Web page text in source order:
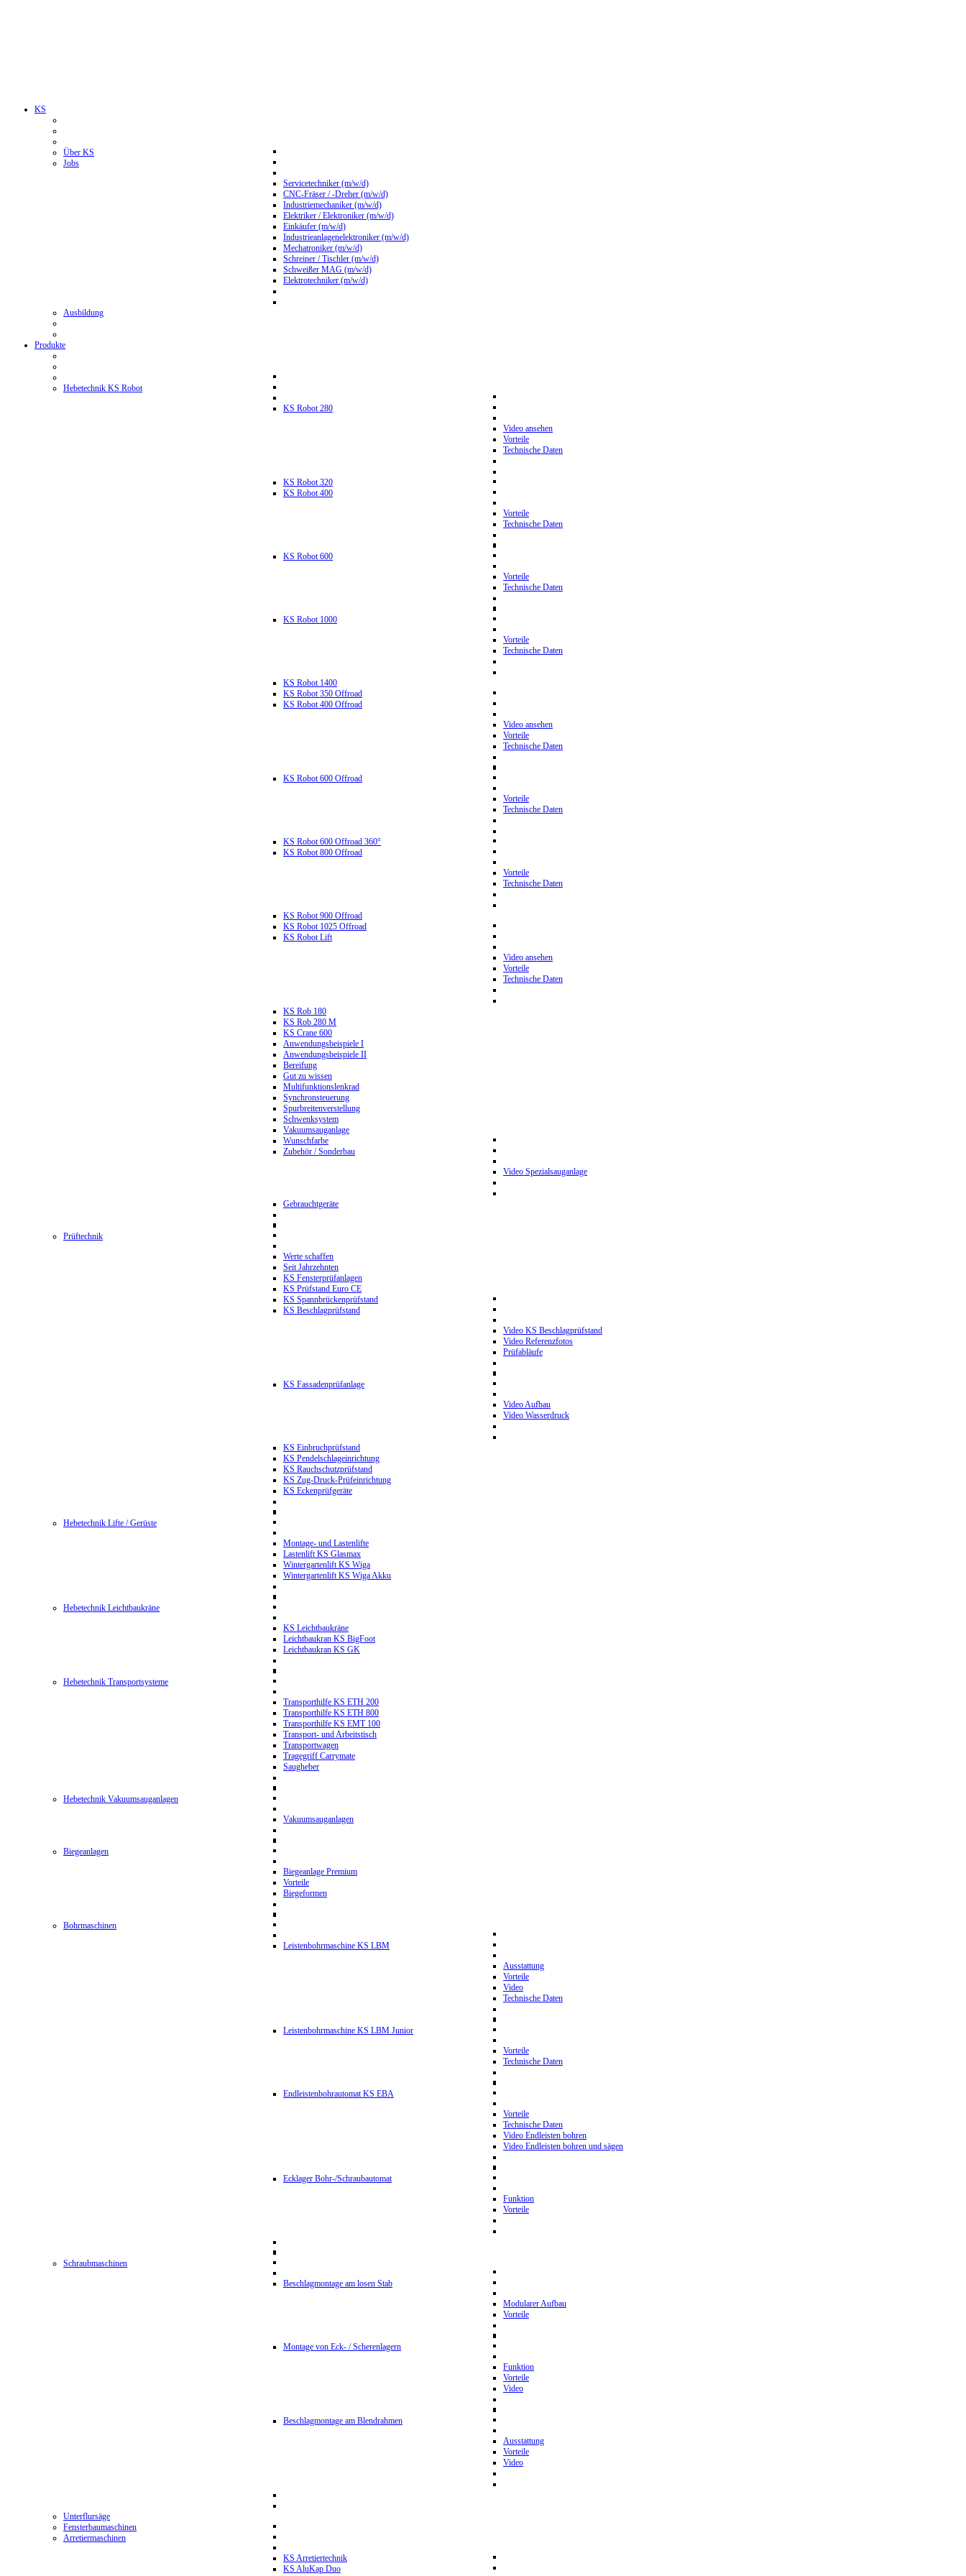
KS
Über KS
Jobs
Servicetechniker (m/w/d)
CNC-Fräser / -Dreher (m/w/d)
Industriemechaniker (m/w/d)
Elektriker / Elektroniker (m/w/d)
Einkäufer (m/w/d)
Industrieanlagenelektroniker (m/w/d)
Mechatroniker (m/w/d)
Schreiner / Tischler (m/w/d)
Schweißer MAG (m/w/d)
Elektrotechniker (m/w/d)
Ausbildung
Produkte
Hebetechnik KS Robot
KS Robot 280
Video ansehen
Vorteile
Technische Daten
KS Robot 320
KS Robot 400
Vorteile
Technische Daten
KS Robot 600
Vorteile
Technische Daten
KS Robot 1000
Vorteile
Technische Daten
KS Robot 1400
KS Robot 350 Offroad
KS Robot 400 Offroad
Video ansehen
Vorteile
Technische Daten
KS Robot 600 Offroad
Vorteile
Technische Daten
KS Robot 600 Offroad 360°
KS Robot 800 Offroad
Vorteile
Technische Daten
KS Robot 900 Offroad
KS Robot 1025 Offroad
KS Robot Lift
Video ansehen
Vorteile
Technische Daten
KS Rob 180
KS Rob 280 M
KS Crane 600
Anwendungsbeispiele I
Anwendungsbeispiele II
Bereifung
Gut zu wissen
Multifunktionslenkrad
Synchronsteuerung
Spurbreitenverstellung
Schwenksystem
Vakuumsauganlage
Wunschfarbe
Zubehör / Sonderbau
Video Spezialsauganlage
Gebrauchtgeräte
Prüftechnik
Werte schaffen
Seit Jahrzehnten
KS Fensterprüfanlagen
KS Prüfstand Euro CE
KS Spannbrückenprüfstand
KS Beschlagprüfstand
Video KS Beschlagprüfstand
Video Referenzfotos
Prüfabläufe
KS Fassadenprüfanlage
Video Aufbau
Video Wasserdruck
KS Einbruchprüfstand
KS Pendelschlageinrichtung
KS Rauchschutzprüfstand
KS Zug-Druck-Prüfeinrichtung
KS Eckenprüfgeräte
Hebetechnik Lifte / Gerüste
Montage- und Lastenlifte
Lastenlift KS Glasmax
Wintergartenlift KS Wiga
Wintergartenlift KS Wiga Akku
Hebetechnik Leichtbaukräne
KS Leichtbaukräne
Leichtbaukran KS BigFoot
Leichtbaukran KS GK
Hebetechnik Transportsysteme
Transporthilfe KS ETH 200
Transporthilfe KS ETH 800
Transporthilfe KS EMT 100
Transport- und Arbeitstisch
Transportwagen
Tragegriff Carrymate
Saugheber
Hebetechnik Vakuumsauganlagen
Vakuumsauganlagen
Biegeanlagen
Biegeanlage Premium
Vorteile
Biegeformen
Bohrmaschinen
Leistenbohrmaschine KS LBM
Ausstattung
Vorteile
Video
Technische Daten
Leistenbohrmaschine KS LBM Junior
Vorteile
Technische Daten
Endleistenbohrautomat KS EBA
Vorteile
Technische Daten
Video Endleisten bohren
Video Endleisten bohren und sägen
Ecklager Bohr-/Schraubautomat
Funktion
Vorteile
Schraubmaschinen
Beschlagmontage am losen Stab
Modularer Aufbau
Vorteile
Montage von Eck- / Scherenlagern
Funktion
Vorteile
Video
Beschlagmontage am Blendrahmen
Ausstattung
Vorteile
Video
Unterflursäge
Fensterbaumaschinen
Arretiermaschinen
KS Arretiertechnik
KS AluKap Duo